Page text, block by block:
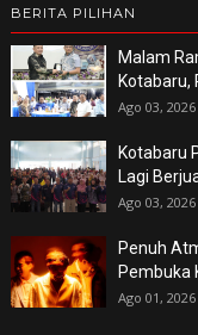
BERITA PILIHAN
Malam
Kotabaru,
Ago 03, 2026
Kotabaru
Lagi
Ago 03, 2026
Penuh
Pembuka
Ago 01, 2026